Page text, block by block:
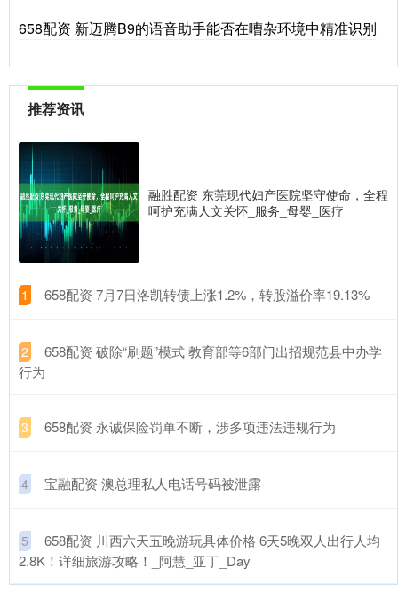
658配资 新迈腾B9的语音助手能否在嘈杂环境中精准识别
推荐资讯
融胜配资 东莞现代妇产医院坚守使命，全程
呵护充满人文关怀_服务_母婴_医疗
1 ​658配资 7月7日洛凯转债上涨1.2%，转股溢价率19.13%
2
​658配资 破除“刷题”模式 教育部等6部门出招规范县中办学
行为
3 ​658配资 永诚保险罚单不断，涉多项违法违规行为
4 ​宝融配资 澳总理私人电话号码被泄露
5
​658配资 川西六天五晚游玩具体价格 6天5晚双人出行人均
2.8K！详细旅游攻略！_阿慧_亚丁_Day